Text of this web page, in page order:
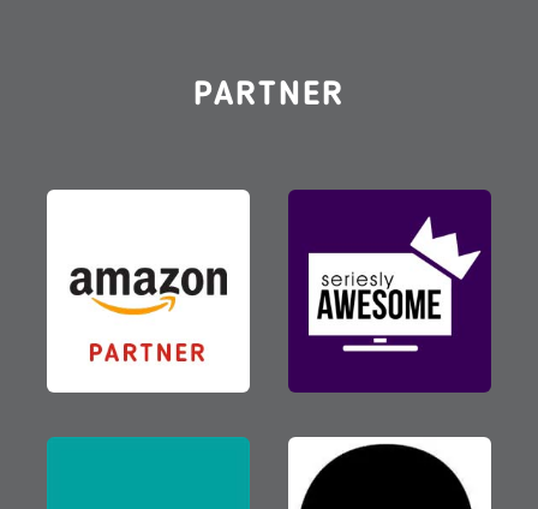
PARTNER